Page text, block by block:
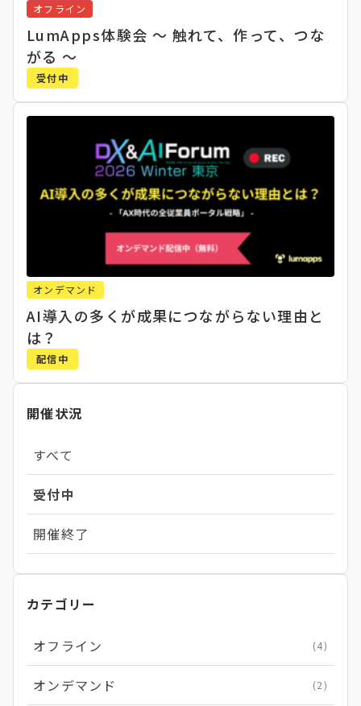
オフライン
LumApps体験会 〜 触れて、作って、つな
がる 〜
受付中
オンデマンド
AI導入の多くが成果につながらない理由と
は？
配信中
開催状況
すべて
受付中
開催終了
カテゴリー
オフライン (4)
オンデマンド (2)